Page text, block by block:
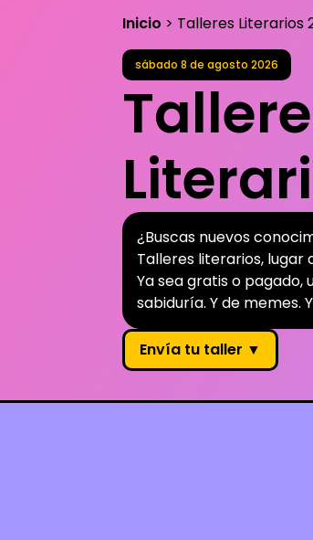
Inicio > Talleres Literarios
sábado 8 deagosto 2026
¿Buscas nuevos
Talleres literarios,
Ya sea gratis o
sabiduría. Y de memes.
Envía tu taller ▼